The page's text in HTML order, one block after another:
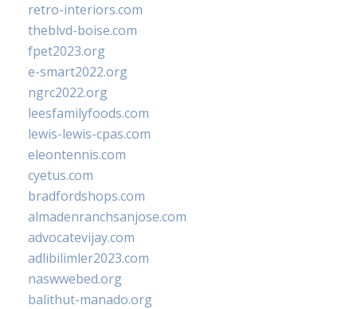
retro-interiors.com
theblvd-boise.com
fpet2023.org
e-smart2022.org
ngrc2022.org
leesfamilyfoods.com
lewis-lewis-cpas.com
eleontennis.com
cyetus.com
bradfordshops.com
almadenranchsanjose.com
advocatevijay.com
adlibilimler2023.com
naswwebed.org
balithut-manado.org